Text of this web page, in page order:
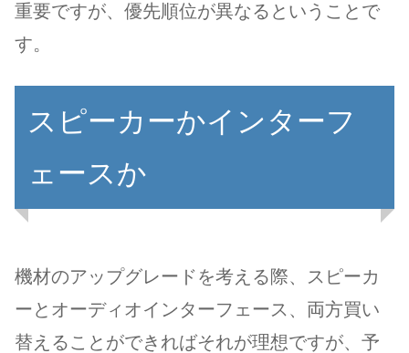
重要ですが、優先順位が異なるということで
す。
スピーカーかインターフ
ェースか
機材のアップグレードを考える際、スピーカ
ーとオーディオインターフェース、両方買い
替えることができればそれが理想ですが、予